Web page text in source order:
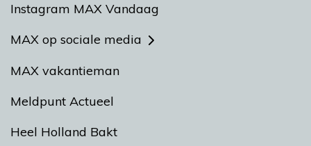
Instagram MAX Vandaag
MAX op sociale media
MAX vakantieman
Meldpunt Actueel
Heel Holland Bakt